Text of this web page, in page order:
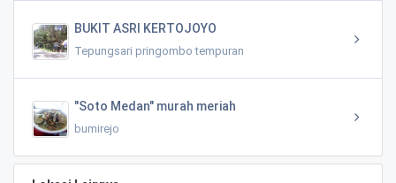
BUKIT ASRI KERTOJOYO
Tepungsari pringombo tempuran
"Soto Medan" murah meriah
bumirejo